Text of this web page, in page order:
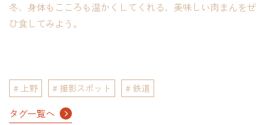
冬、身体もこころも温かくしてくれる、美味しい肉まんをぜ
ひ食してみよう。
上野 撮影スポット 鉄道
タグ一覧へ